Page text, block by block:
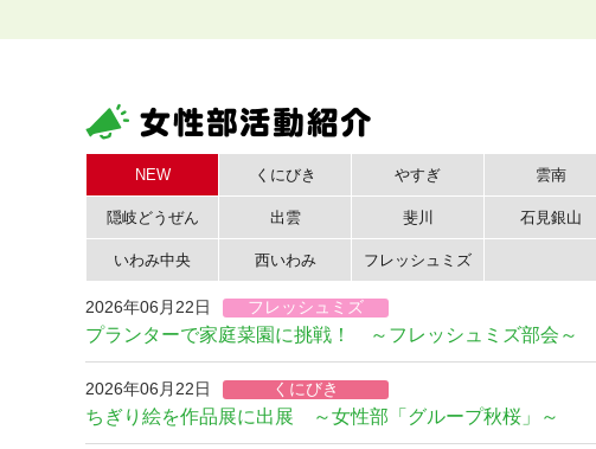
NEW くにびき やすぎ 雲南
隠岐どうぜん 出雲 斐川 石見銀山
いわみ中央 西いわみ フレッシュミズ
2026年06月22日 フレッシュミズ
プランターで家庭菜園に挑戦！ ～フレッシュミズ部会～
2026年06月22日 くにびき
ちぎり絵を作品展に出展 ～女性部「グループ秋桜」～